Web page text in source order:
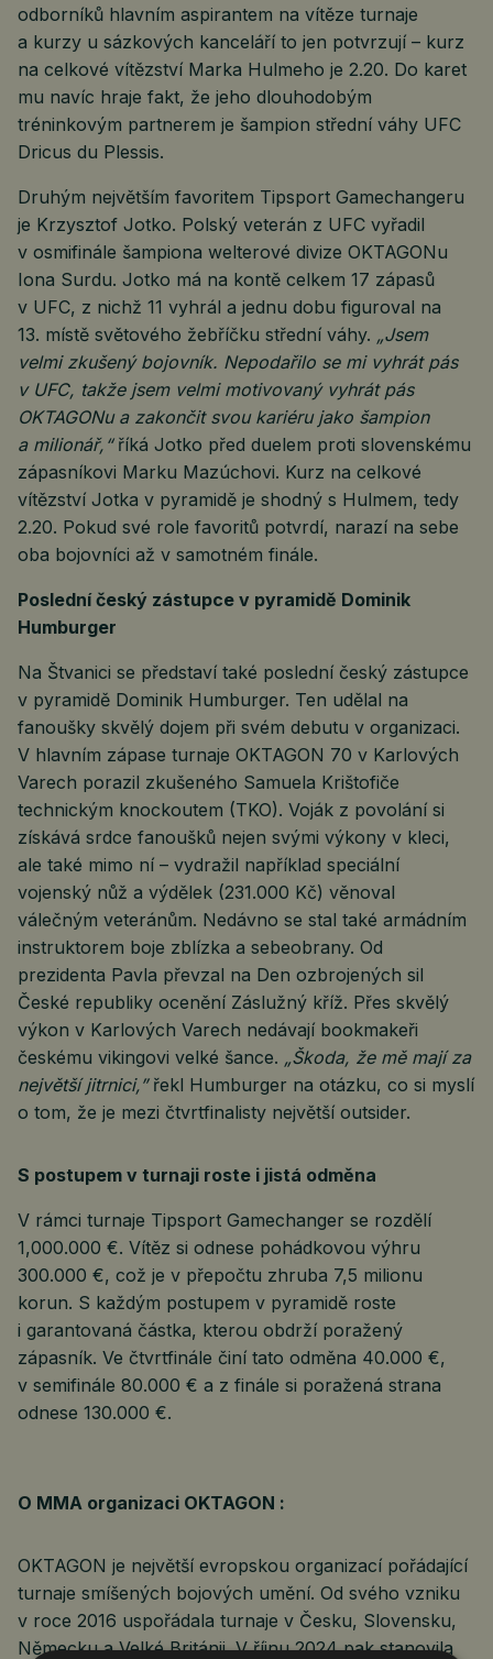
odborníků hlavním aspirantem na vítěze turnaje
a kurzy u sázkových kanceláří to jen potvrzují – kurz
na celkové vítězství Marka Hulmeho je 2.20. Do karet
mu navíc hraje fakt, že jeho dlouhodobým
tréninkovým partnerem je šampion střední váhy UFC
Dricus du Plessis.
Druhým největším favoritem Tipsport Gamechangeru
je Krzysztof Jotko. Polský veterán z UFC vyřadil
v osmifinále šampiona welterové divize OKTAGONu
Iona Surdu. Jotko má na kontě celkem 17 zápasů
v UFC, z nichž 11 vyhrál a jednu dobu figuroval na
13. místě světového žebříčku střední váhy. „Jsem
velmi zkušený bojovník. Nepodařilo se mi vyhrát pás
v UFC, takže jsem velmi motivovaný vyhrát pás
OKTAGONu a zakončit svou kariéru jako šampion
a milionář,“ říká Jotko před duelem proti slovenskému
zápasníkovi Marku Mazúchovi. Kurz na celkové
vítězství Jotka v pyramidě je shodný s Hulmem, tedy
2.20. Pokud své role favoritů potvrdí, narazí na sebe
oba bojovníci až v samotném finále.
Poslední český zástupce v pyramidě Dominik
Humburger
Na Štvanici se představí také poslední český zástupce
v pyramidě Dominik Humburger. Ten udělal na
fanoušky skvělý dojem při svém debutu v organizaci.
V hlavním zápase turnaje OKTAGON 70 v Karlových
Varech porazil zkušeného Samuela Krištofiče
technickým knockoutem (TKO). Voják z povolání si
získává srdce fanoušků nejen svými výkony v kleci,
ale také mimo ní – vydražil například speciální
vojenský nůž a výdělek (231.000 Kč) věnoval
válečným veteránům. Nedávno se stal také armádním
instruktorem boje zblízka a sebeobrany. Od
prezidenta Pavla převzal na Den ozbrojených sil
České republiky ocenění Záslužný kříž. Přes skvělý
výkon v Karlových Varech nedávají bookmakeři
českému vikingovi velké šance. „Škoda, že mě mají za
největší jitrnici,” řekl Humburger na otázku, co si myslí
o tom, že je mezi čtvrtfinalisty největší outsider.
S postupem v turnaji roste i jistá odměna
V rámci turnaje Tipsport Gamechanger se rozdělí
1,000.000 €. Vítěz si odnese pohádkovou výhru
300.000 €, což je v přepočtu zhruba 7,5 milionu
korun. S každým postupem v pyramidě roste
i garantovaná částka, kterou obdrží poražený
zápasník. Ve čtvrtfinále činí tato odměna 40.000 €,
v semifinále 80.000 € a z finále si poražená strana
odnese 130.000 €.
O MMA organizaci OKTAGON :
OKTAGON je největší evropskou organizací pořádající
turnaje smíšených bojových umění. Od svého vzniku
v roce 2016 uspořádala turnaje v Česku, Slovensku,
Německu a Velké Británii. V říjnu 2024 pak stanovila